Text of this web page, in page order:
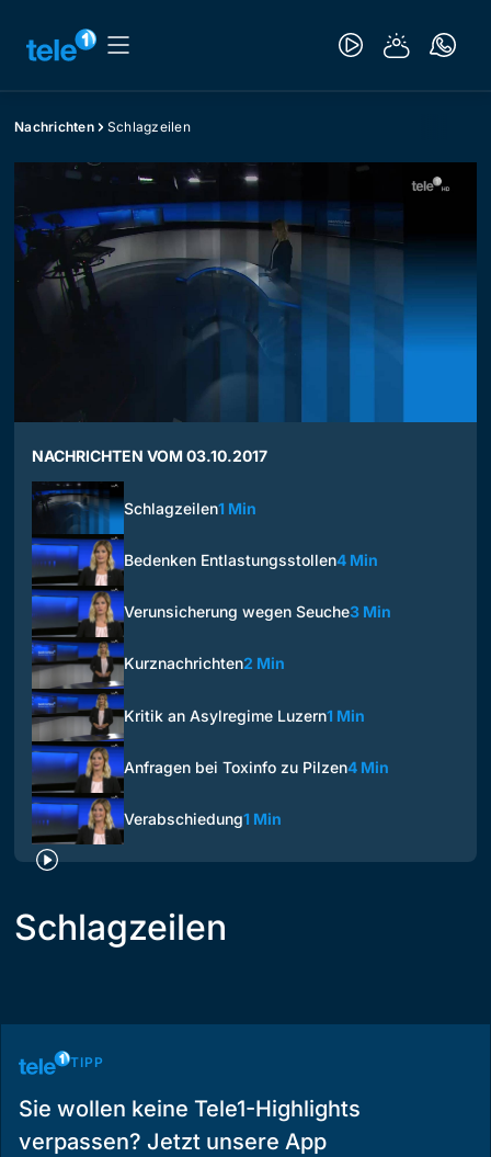
Nachrichten Schlagzeilen
NACHRICHTEN VOM 03.10.2017
Schlagzeilen1 Min
Bedenken Entlastungsstollen4 Min
Verunsicherung wegen Seuche3 Min
Kurznachrichten2 Min
Kritik an Asylregime Luzern1 Min
Anfragen bei Toxinfo zu Pilzen4 Min
Verabschiedung1 Min
Schlagzeilen
TIPP
Sie wollen keine Tele1-Highlights
verpassen? Jetzt unsere App